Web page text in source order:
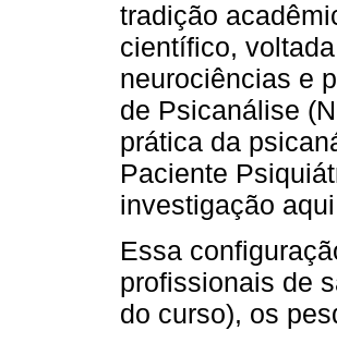
tradição
científico,
neurociências e
de Psicanálise
prática da
Paciente
investigação
Essa
profissionais de
do curso), os